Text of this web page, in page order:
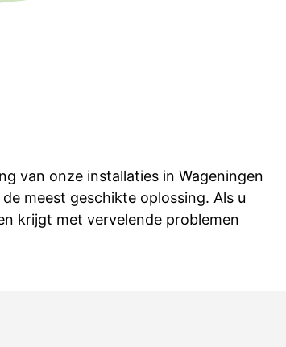
van onze installaties in Wageningen
meest geschikte oplossing. Als u
krijgt met vervelende problemen